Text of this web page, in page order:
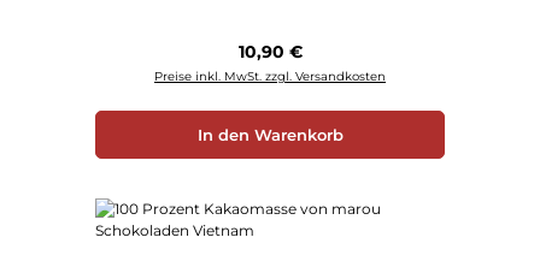
Regulärer Preis:
10,90 €
Preise inkl. MwSt. zzgl. Versandkosten
In den Warenkorb